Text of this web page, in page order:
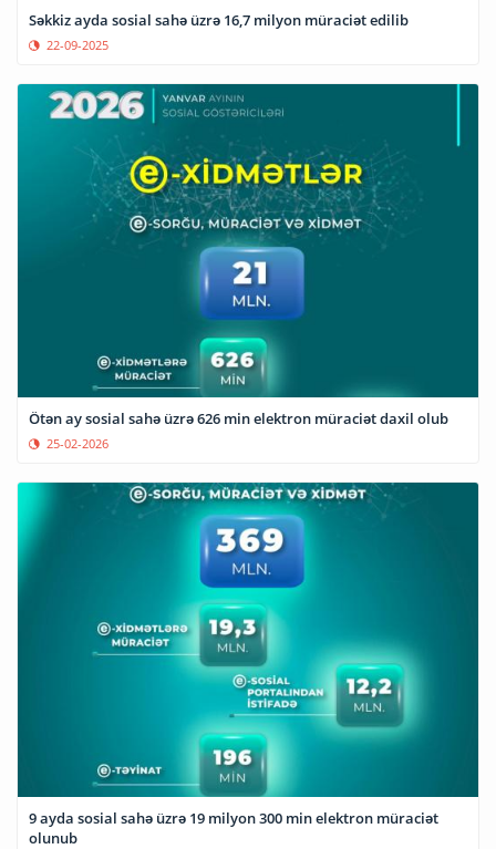
Səkkiz ayda sosial sahə üzrə 16,7 milyon müraciət edilib
22-09-2025
Ötən ay sosial sahə üzrə 626 min elektron müraciət daxil olub
25-02-2026
9 ayda sosial sahə üzrə 19 milyon 300 min elektron müraciət
olunub